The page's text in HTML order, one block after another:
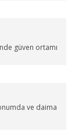
güven ortamı
ve daima